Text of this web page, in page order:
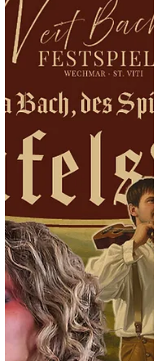
den Heimatabenden des Wechmarer
Heimatvereins. Im Mittelpunkt stand dabei
nicht nur der Bau der Reichsautobahn